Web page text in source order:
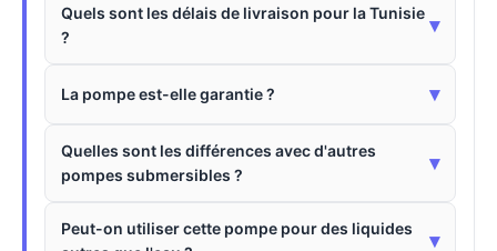
Quels sont les délais de livraison pour la Tunisie
?
▾
La pompe est-elle garantie ? ▾
Quelles sont les différences avec d'autres
pompes submersibles ?
▾
Peut-on utiliser cette pompe pour des liquides
▾